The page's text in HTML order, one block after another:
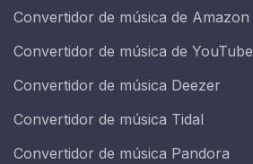
Convertidor de música de Amazon
Convertidor de música de YouTube
Convertidor de música Deezer
Convertidor de música Tidal
Convertidor de música Pandora